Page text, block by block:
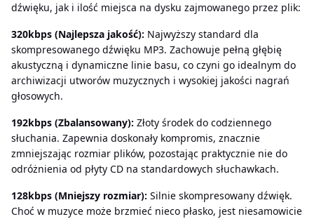
dźwięku, jak i ilość miejsca na dysku zajmowanego przez plik:
320kbps (Najlepsza jakość): Najwyższy standard dla
skompresowanego dźwięku MP3. Zachowuje pełną głębię
akustyczną i dynamiczne linie basu, co czyni go idealnym do
archiwizacji utworów muzycznych i wysokiej jakości nagrań
głosowych.
192kbps (Zbalansowany): Złoty środek do codziennego
słuchania. Zapewnia doskonały kompromis, znacznie
zmniejszając rozmiar plików, pozostając praktycznie nie do
odróżnienia od płyty CD na standardowych słuchawkach.
128kbps (Mniejszy rozmiar): Silnie skompresowany dźwięk.
Choć w muzyce może brzmieć nieco płasko, jest niesamowicie